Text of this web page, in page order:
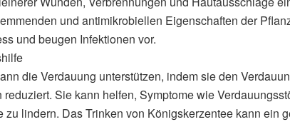
und antimikrobiellen Eigenschaften der
und beugen Infektionen vor.
die Verdauung unterstützen, indem sie den
reduziert. Sie kann helfen, Symptome wie
zu lindern. Das Trinken von Königskerzentee kann ein